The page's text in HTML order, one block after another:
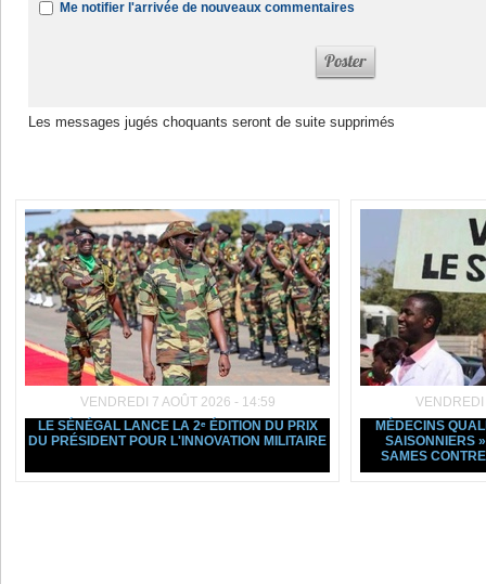
Me notifier l'arrivée de nouveaux commentaires
Les messages jugés choquants seront de suite supprimés
VENDREDI 7 AOÛT 2026 - 14:59
LE SÉNÉGAL LANCE LA 2ᵉ ÉDITION DU PRIX
DU PRÉSIDENT POUR L'INNOVATION MILITAIRE
MÉDECINS
SAISONNIERS
SAMES